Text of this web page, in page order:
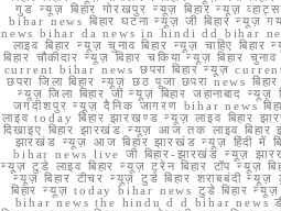
गुड न्यूज़ बिहार गोरखपुर न्यूज़ बिहार न्यूज़
bihar news बिहार घटना न्यूज़ जी बिहार न्यूज़
news bihar da news in hindi dd bihar
लाइव बिहार न्यूज़ चुनाव बिहार न्यूज़ चाहिए बिहार
बिहार चौकीदार न्यूज़ बिहार चकिया न्यूज़ बिहार
current bihar news छपरा बिहार न्यूज़
छपरा जिला बिहार न्यूज़ छठ पूजा छपरा news
न्यूज़ जिला बिहार जी न्यूज़ बिहार जहानाबाद न्यूज़
जगदीशपुर न्यूज़ दैनिक जागरण bihar news
लाइव today बिहार झारखण्ड न्यूज़ लाइव बिहार
दिखाइए बिहार झारखंड न्यूज़ आज तक लाइव
झारखंड न्यूज़ आज बिहार झारखंड न्यूज़ हिंदी में
bihar news live जी बिहार-झारखंड न्यूज़
न्यूज़ टुडे लाइव बिहार न्यूज़ ट्रेन बिहार टॉप न्यूज़
न्यूज़ बिहार टीचर न्यूज़ टुडे बिहार शराबबंदी
बिहार न्यूज़ today bihar news टुडे बिहार
bihar news the hindu d d bihar news